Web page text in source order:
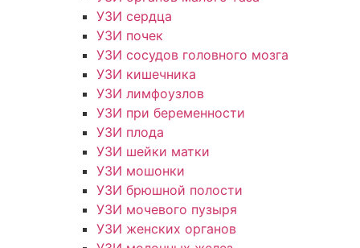
УЗИ сердца
УЗИ почек
УЗИ сосудов головного мозга
УЗИ кишечника
УЗИ лимфоузлов
УЗИ при беременности
УЗИ плода
УЗИ шейки матки
УЗИ мошонки
УЗИ брюшной полости
УЗИ мочевого пузыря
УЗИ женских органов